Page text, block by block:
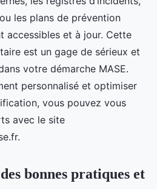
les plans de prévention
accessibles et à jour. Cette
est un gage de sérieux et
votre démarche MASE.
personnalisé et optimiser
vous pouvez vous
avec le site
bonnes pratiques et